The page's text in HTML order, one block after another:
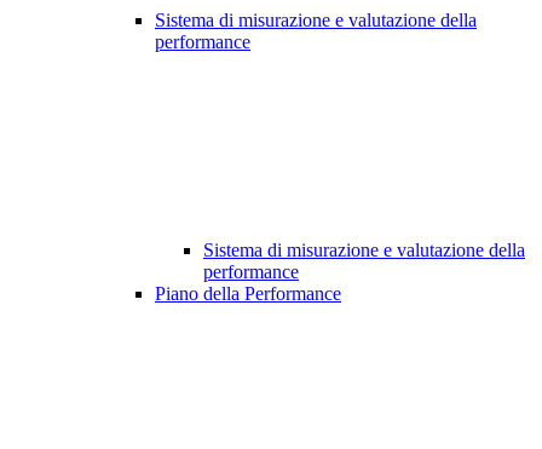
Sistema di misurazione e valutazione della
performance
Sistema di misurazione e valutazione della
performance
Piano della Performance